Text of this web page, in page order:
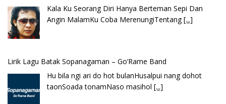
Kala Ku Seorang Diri Hanya Berteman Sepi Dan
Angin MalamKu Coba MerenungiTentang[...]
Lirik Lagu Batak Sopanagaman – Go’Rame Band
Hu bila ngi ari do hot bulanHusalpui nang dohot
taonSoada tonamNaso masihol [...]